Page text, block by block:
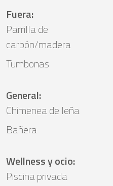
Fuera:
Parrilla de
carbón/madera
Tumbonas
General:
Chimenea de leña
Bañera
Wellness y ocio:
Piscina privada